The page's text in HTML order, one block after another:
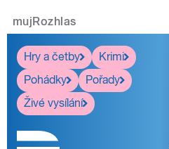
mujRozhlas
Hry a četby
Krimi
Pohádky
Pořady
Živé vysílání